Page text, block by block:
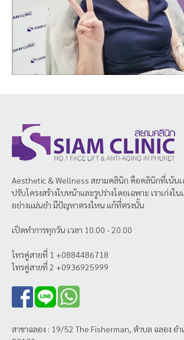
Aesthetic & Wellness สยามคลินิก คือคลินิกที่เน้นเ
ปรับโครงสร้างใบหน้าและรูปร่างโดยเฉพาะ เราเก่งใ
อย่างแม่นยำ มีปัญหาตรงไหน แก้ที่ตรงนั้น
เปิดทำการทุกวัน เวลา 10.00 - 20.00
โทรคู่สายที่ 1 +0884486718
โทรคู่สายที่ 2 +0936925999
สาขาฉลอง : 19/52 The Fisherman, ตำบล ฉลอง อำ